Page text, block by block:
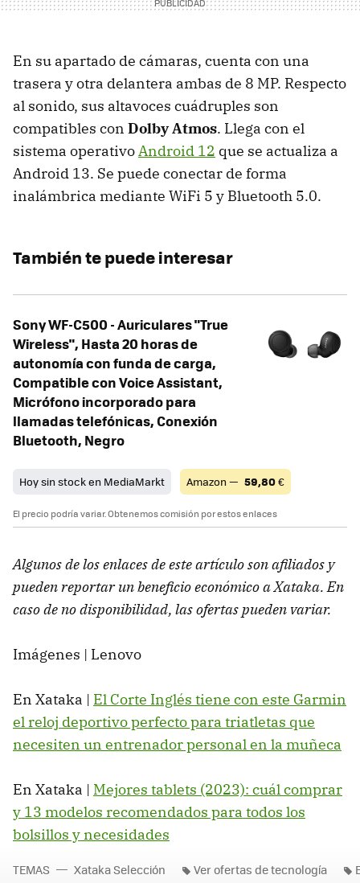
En su apartado de cámaras, cuenta con una
trasera y otra delantera ambas de 8 MP. Respecto
al sonido, sus altavoces cuádruples son
compatibles con Dolby Atmos. Llega con el
sistema operativoAndroid 12 que se actualiza a
Android 13. Se puede conectar de forma
inalámbrica mediante WiFi 5 y Bluetooth 5.0.
También te puede interesar
Sony WF-C500 - Auriculares "True
Wireless", Hasta 20 horas de
autonomía con funda de carga,
Compatible con Voice Assistant,
Micrófono incorporado para
llamadas telefónicas, Conexión
Bluetooth, Negro
Hoy sin stock en MediaMarkt Amazon — 59,80€
El precio podría variar. Obtenemos comisión por estos enlaces
Algunos de los enlaces de este artículo son afiliados y
pueden reportar un beneficio económico a Xataka. En
caso de no disponibilidad, las ofertas pueden variar.
Imágenes | Lenovo
En Xataka | El Corte Inglés tiene con este Garmin
el reloj deportivo perfecto para triatletas que
necesiten un entrenador personal en la muñeca
En Xataka | Mejores tablets (2023): cuál comprar
y 13 modelos recomendados para todos los
bolsillos y necesidades
TEMAS Xataka Selección Ver ofertas de tecnología